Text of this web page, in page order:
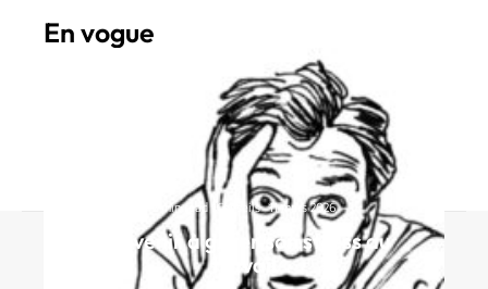
En vogue
2 min read Conseils 11 mars 2026
Parvenir à gérer son stress au
travail
© 2025 | pepseo.fr
Contact Mentions Légales Sitemap